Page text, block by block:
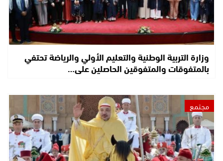
وزارة التربية الوطنية والتعليم الأولي والرياضة تحتفي
بالمتفوقات والمتفوقين الحاصلين على…
مجتمع